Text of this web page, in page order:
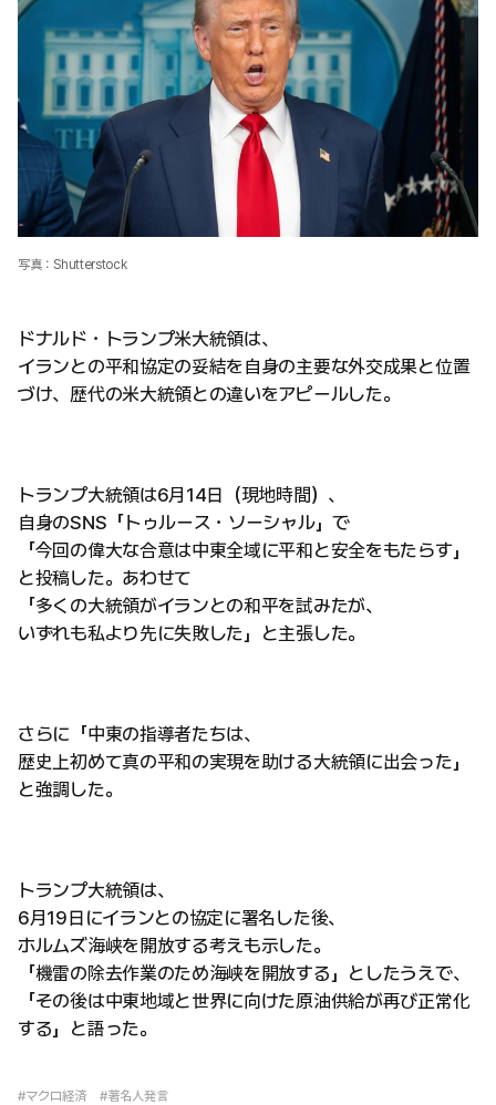
写真：Shutterstock
ドナルド・トランプ米大統領は、
イランとの平和協定の妥結を自身の主要な外交成果と位置
づけ、歴代の米大統領との違いをアピールした。
トランプ大統領は6月14日（現地時間）、
自身のSNS「トゥルース・ソーシャル」で
「今回の偉大な合意は中東全域に平和と安全をもたらす」
と投稿した。あわせて
「多くの大統領がイランとの和平を試みたが、
いずれも私より先に失敗した」と主張した。
さらに「中東の指導者たちは、
歴史上初めて真の平和の実現を助ける大統領に出会った」
と強調した。
トランプ大統領は、
6月19日にイランとの協定に署名した後、
ホルムズ海峡を開放する考えも示した。
「機雷の除去作業のため海峡を開放する」としたうえで、
「その後は中東地域と世界に向けた原油供給が再び正常化
する」と語った。
#マクロ経済 #著名人発言